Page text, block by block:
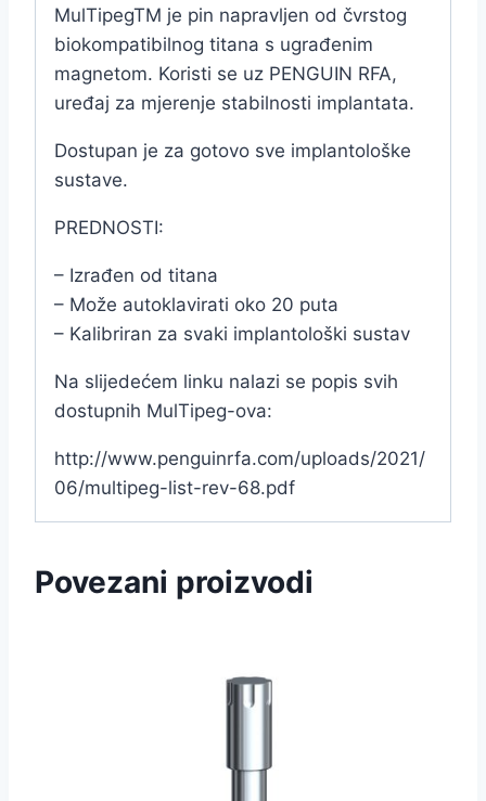
MulTipegTM je pin napravljen od čvrstog
biokompatibilnog titana s ugrađenim
magnetom. Koristi se uz PENGUIN RFA,
uređaj za mjerenje stabilnosti implantata.
Dostupan je za gotovo sve implantološke
sustave.
PREDNOSTI:
– Izrađen od titana
– Može autoklavirati oko 20 puta
– Kalibriran za svaki implantološki sustav
Na slijedećem linku nalazi se popis svih
dostupnih MulTipeg-ova:
http://www.penguinrfa.com/uploads/2021/
06/multipeg-list-rev-68.pdf
Povezani proizvodi